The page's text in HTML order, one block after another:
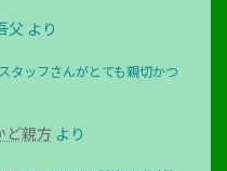
父 より
タッフさんがとても親切かつ
ど親方より